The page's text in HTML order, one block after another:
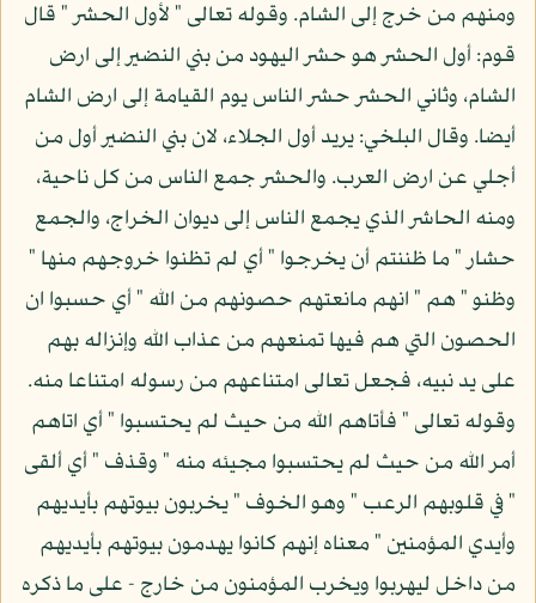
ومنهم من خرج إلى الشام. وقوله تعالى " لأول الحشر " قال
قوم: أول الحشر هو حشر اليهود من بني النضير إلى ارض
الشام، وثاني الحشر حشر الناس يوم القيامة إلى ارض الشام
أيضا. وقال البلخي: يريد أول الجلاء، لان بني النضير أول من
أجلي عن ارض العرب. والحشر جمع الناس من كل ناحية،
ومنه الحاشر الذي يجمع الناس إلى ديوان الخراج، والجمع
حشار " ما ظننتم أن يخرجوا " أي لم تظنوا خروجهم منها "
وظنو " هم " انهم مانعتهم حصونهم من الله " أي حسبوا ان
الحصون التي هم فيها تمنعهم من عذاب الله وإنزاله بهم
على يد نبيه، فجعل تعالى امتناعهم من رسوله امتناعا منه.
وقوله تعالى " فأتاهم الله من حيث لم يحتسبوا " أي اتاهم
أمر الله من حيث لم يحتسبوا مجيئه منه " وقذف " أي ألقى
" في قلوبهم الرعب " وهو الخوف " يخربون بيوتهم بأيديهم
وأيدي المؤمنين " معناه إنهم كانوا يهدمون بيوتهم بأيديهم
من داخل ليهربوا ويخرب المؤمنون من خارج - على ما ذكره